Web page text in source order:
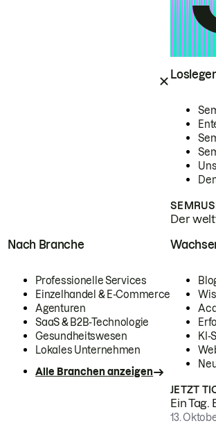
Der
Nach Branche
Professionelle Services
Einzelhandel & E-Commerce
Agenturen
SaaS & B2B-Technologie
Gesundheitswesen
Lokales Unternehmen
Alle Branchen anzeigen
KI-
JETZT
Ein
13.